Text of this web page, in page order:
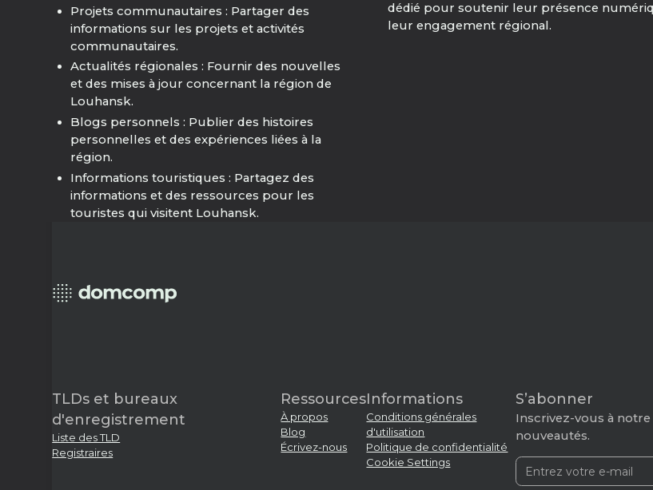
Projets communautaires : Partager des
informations sur les projets et activités
communautaires.
Actualités régionales : Fournir des nouvelles
et des mises à jour concernant la région de
Louhansk.
Blogs personnels : Publier des histoires
personnelles et des expériences liées à la
région.
Informations touristiques : Partagez des
informations et des ressources pour les
touristes qui visitent Louhansk.
dédié pour soutenir leur présence
leur engagement régional.
TLDs et bureaux
d'enregistrement
Liste des TLD
Registraires
Ressources
À propos
Blog
Écrivez-nous
Informations
Conditions générales
d'utilisation
Politique de confidentialité
Cookie Settings
S’abonner
Inscrivez-vous à
nouveautés.